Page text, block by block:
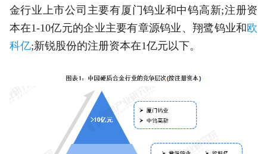
金行业上市公司主要有厦门钨业和中钨高新;注册资
本在1-10亿元的企业主要有章源钨业、翔鹭钨业和欧
科亿;新锐股份的注册资本在1亿元以下。